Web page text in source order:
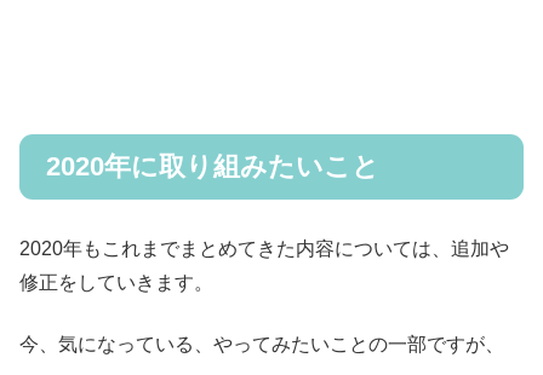
2020年に取り組みたいこと
2020年もこれまでまとめてきた内容については、追加や
修正をしていきます。
今、気になっている、やってみたいことの一部ですが、